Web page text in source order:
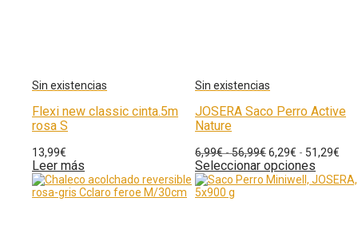
Flexi new classic cinta.5m
rosa S
13,99€
Leer más
JOSERA Saco Perro Active
Nature
6,99€-56,99€6,29€ - 51,29€
Seleccionar opciones